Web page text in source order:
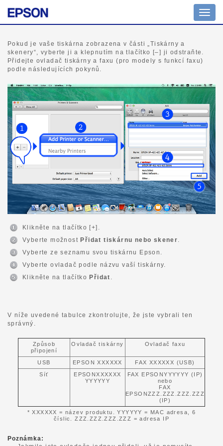
Pokud je vaše tiskárna zobrazena v části „Tiskárny a
skenery“, vyberte ji a klepnutím na tlačítko [–] ji odstraňte.
Přidejte ovladač tiskárny a faxu (pro modely s funkcí faxu)
podle následujících pokynů.
Klikněte na tlačítko [+].
Vyberte možnostPřidat tiskárnu nebo skener
Vyberte ze seznamu svou tiskárnu Epson.
Vyberte ovladač podle názvu vaší tiskárny.
Klikněte na tlačítkoPřidat
V níže uvedené tabulce zkontrolujte, že jste vybrali ten
správný.
Způsob
připojení
Ovladač tiskárny Ovladač faxu
USB EPSON XXXXXX
FAX XXXXXX (USB)
Síť
EPSONXXXXXX
YYYYYY
FAX EPSONYYYYYY (IP)
nebo
FAX
EPSONZZZ.ZZZ.ZZZ.ZZZ
(IP)
* XXXXXX = název produktu. YYYYYY = MAC adresa, 6
číslic. ZZZ.ZZZ.ZZZ.ZZZ = adresa IP
Poznámka: